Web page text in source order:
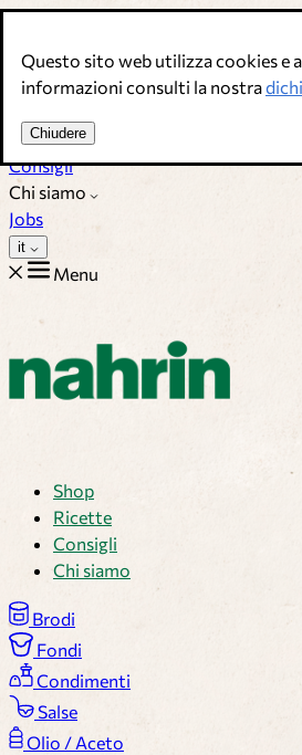
Questo sito web utilizza cookies e
informazioni consulti la nostra
Chiudere
Brodi, condimenti & complementi
Ricette
Consigli
Chi siamo
Jobs
it
Menu
Shop
Ricette
Consigli
Chi siamo
Brodi
Fondi
Condimenti
Salse
Olio / Aceto